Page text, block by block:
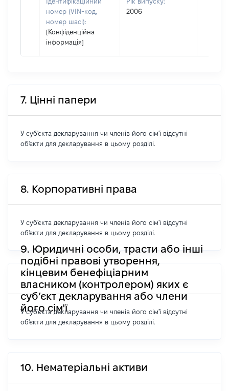
номер (VIN-код,
номер шасі):
[Конфіденційна
інформація]
2006
7. Цінні папери
У суб'єкта декларування чи членів його сім'ї відсутні
об'єкти для декларування в цьому розділі.
8. Корпоративні права
У суб'єкта декларування чи членів його сім'ї відсутні
об'єкти для декларування в цьому розділі.
9. Юридичні особи, трасти або інші
подібні правові утворення,
кінцевим бенефіціарним
власником (контролером) яких є
суб’єкт декларування або члени
його сім'ї
У суб'єкта декларування чи членів його сім'ї відсутні
об'єкти для декларування в цьому розділі.
10. Нематеріальні активи